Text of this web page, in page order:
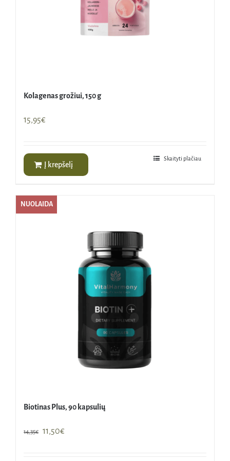
Kolagenas grožiui, 150 g
15,95€
Į krepšelį
Skaityti plačiau
NUOLAIDA
Biotinas Plus, 90 kapsulių
14,35€
Original
11,50€